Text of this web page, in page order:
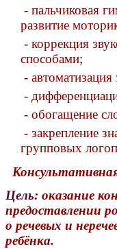
- пальчиковая
развитие
- коррекция
способами;
- автоматизация
-
- обогащение
- закрепление
групповых
Цель: оказание
предоставлении
о речевых и
ребёнка.